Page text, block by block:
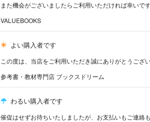
また機会がございましたらご利用いただければ幸いです
VALUEBOOKS
よい購入者です
この度は、当店をご利用いただき誠にありがとうござ
参考書・教材専門店 ブックスドリーム
わるい購入者です
催促はせずお待ちいたしましたが、お支払いもご連絡